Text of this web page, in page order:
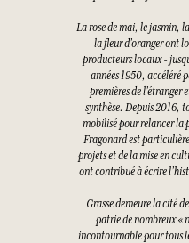
La rose de mai, le jasmin,
la fleur d’oranger ont
producteurs locaux -
années 1950, accéléré
premières de l’étranger
synthèse. Depuis 2016,
mobilisé pour relancer la
Fragonard est
projets et de la mise en
ont contribué à écrire
Grasse demeure la cité
patrie de nombreux «
incontournable pour tous